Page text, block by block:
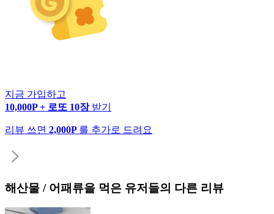
지금 가입하고
10,000P + 로또 10장 받기
리뷰 쓰면 2,000P 를 추가로 드려요
해산물 / 어패류을 먹은 유저들의 다른 리뷰